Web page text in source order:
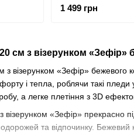
см з візерунком «Зефір»
візерунком «Зефір» бежевого
і тепла, роблячи такі
а легке плетіння з 3D
«Зефір» прекрасно
та відпочинку.
1 499 грн